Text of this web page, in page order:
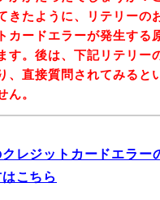
きたように、リテリーの
トカードエラーが発生する
す。後は、下記リテリー
、直接質問されてみると
ん。
クレジットカードエラー
こちら